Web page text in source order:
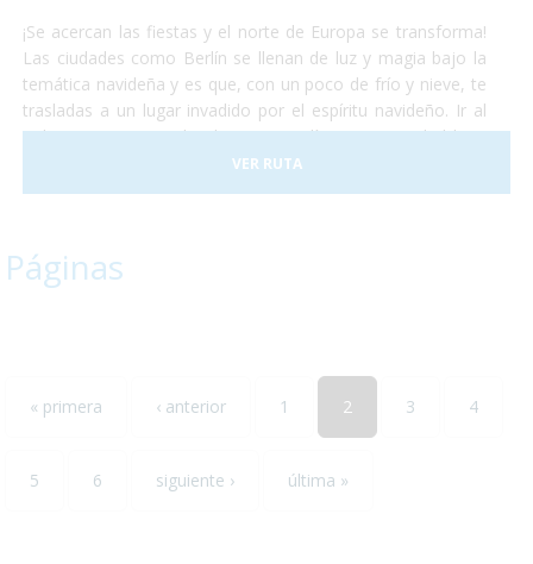
¡Se acercan las fiestas y el norte de Europa se transforma!
Las ciudades como Berlín se llenan de luz y magia bajo la
temática navideña y es que, con un poco de frío y nieve, te
trasladas a un lugar invadido por el espíritu navideño. Ir al
polo norte es complicado, pero Berlín es una ciudad bien
accesible. Las calles estarán llenas de gente, sonarán
villancicos, pasearán por calles que te parecerán mágicas
perfectamente adaptada para personas con discapacidad y
nosotros nos encargamos de proporcionarles lo que haga
VER RUTA
Páginas
« primera ‹ anterior 1 2 3 4
5 6 siguiente › última »